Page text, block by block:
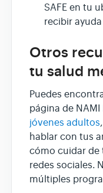
SAFE en tu
recibir
Otros
tu salud
Puedes
página de NAMI
jóvenes adultos
hablar con tus
cómo cuidar de
redes sociales.
múltiples